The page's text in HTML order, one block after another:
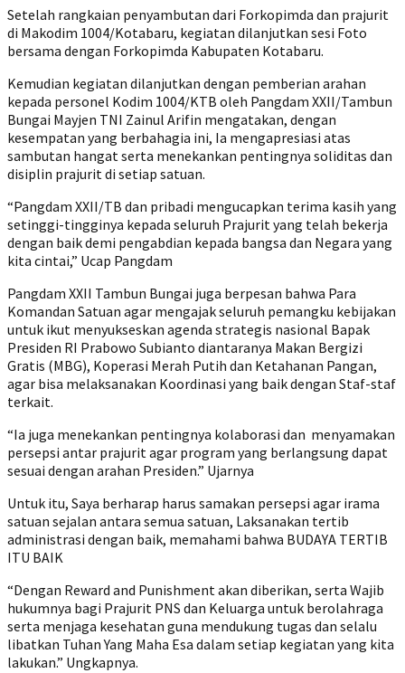
Setelah rangkaian penyambutan dari Forkopimda dan prajurit
di Makodim 1004/Kotabaru, kegiatan dilanjutkan sesi Foto
bersama dengan Forkopimda Kabupaten Kotabaru.
Kemudian kegiatan dilanjutkan dengan pemberian arahan
kepada personel Kodim 1004/KTB oleh Pangdam XXII/Tambun
Bungai Mayjen TNI Zainul Arifin mengatakan, dengan
kesempatan yang berbahagia ini, Ia mengapresiasi atas
sambutan hangat serta menekankan pentingnya soliditas dan
disiplin prajurit di setiap satuan.
“Pangdam XXII/TB dan pribadi mengucapkan terima kasih yang
setinggi-tingginya kepada seluruh Prajurit yang telah bekerja
dengan baik demi pengabdian kepada bangsa dan Negara yang
kita cintai,” Ucap Pangdam
Pangdam XXII Tambun Bungai juga berpesan bahwa Para
Komandan Satuan agar mengajak seluruh pemangku kebijakan
untuk ikut menyukseskan agenda strategis nasional Bapak
Presiden RI Prabowo Subianto diantaranya Makan Bergizi
Gratis (MBG), Koperasi Merah Putih dan Ketahanan Pangan,
agar bisa melaksanakan Koordinasi yang baik dengan Staf-staf
terkait.
“Ia juga menekankan pentingnya kolaborasi dan menyamakan
persepsi antar prajurit agar program yang berlangsung dapat
sesuai dengan arahan Presiden.” Ujarnya
Untuk itu, Saya berharap harus samakan persepsi agar irama
satuan sejalan antara semua satuan, Laksanakan tertib
administrasi dengan baik, memahami bahwa BUDAYA TERTIB
ITU BAIK
“Dengan Reward and Punishment akan diberikan, serta Wajib
hukumnya bagi Prajurit PNS dan Keluarga untuk berolahraga
serta menjaga kesehatan guna mendukung tugas dan selalu
libatkan Tuhan Yang Maha Esa dalam setiap kegiatan yang kita
lakukan.” Ungkapnya.